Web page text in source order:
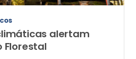
alertam
Florestal